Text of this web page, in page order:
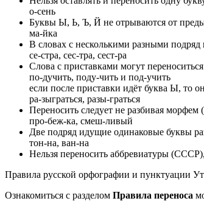
о-сень
Буквы Ы, Ь, Ъ, Й не отрываются от
ма-йка
В словах с несколькими разными
се-стра, сес-тра, сест-ра
Слова с приставками могут
по-дучить, поду-чить и под-учить
если после приставки идёт буква Ы, то
ра-зыграться, разы-граться
Переносить следует не разбивая
про-беж-ка, смеш-ливый
Две подряд идущие одинаковые буквы
тон-на, ван-на
Нельзя переносить аббревиатуры
Правила русской орфографии и пунктуации
Ознакомиться с разделом Правила переноса